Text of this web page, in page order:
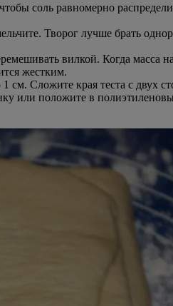
соль равномерно
Творог лучше брать
вилкой. Когда масса
жестким.
см. Сложите края теста с двух
или положите в